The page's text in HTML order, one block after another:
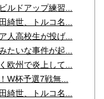
ルドアップ練習...
綺世、トルコ名...
人高校生が投げ...
たいな事件が起...
欧州で炎上して...
W杯予選7戦無...
綺世、トルコ名...